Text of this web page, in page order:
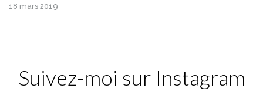
18 mars 2019
Suivez-moi sur Instagram